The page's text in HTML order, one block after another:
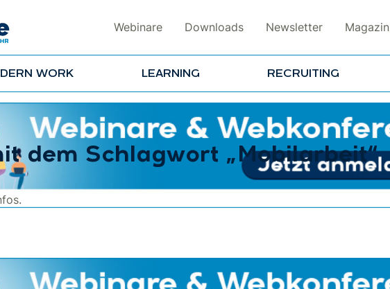
Webinare Downloads Newsletter Magazin
WORK LEARNING RECRUITING
dem Schlagwort „Mobilarbeit“